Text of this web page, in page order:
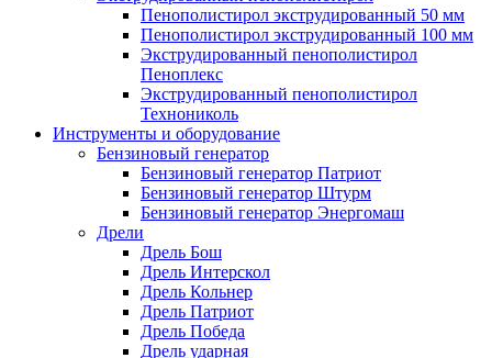
Пенополистирол экструдированный 50 мм
Пенополистирол экструдированный 100 мм
Экструдированный пенополистирол
Пеноплекс
Экструдированный пенополистирол
Технониколь
Инструменты и оборудование
Бензиновый генератор
Бензиновый генератор Патриот
Бензиновый генератор Штурм
Бензиновый генератор Энергомаш
Дрели
Дрель Бош
Дрель Интерскол
Дрель Кольнер
Дрель Патриот
Дрель Победа
Дрель ударная